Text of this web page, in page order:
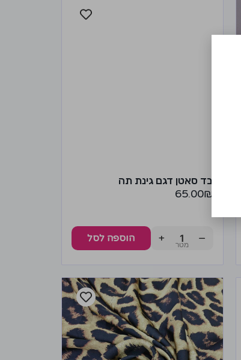
בד סאטן דגם גינת תה
65.00₪
−
+ הוספה לסל